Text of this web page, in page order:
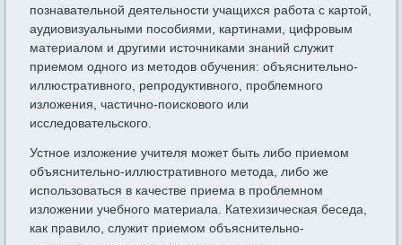
познавательной деятельности учащихся работа с картой,
аудиовизуальными пособиями, картинами, цифровым
материалом и другими источниками знаний служит
приемом одного из методов обучения: объяснительно-
иллюстративного, репродуктивного, проблемного
изложения, частично-поискового или
исследовательского.
Устное изложение учителя может быть либо приемом
объяснительно-иллюстративного метода, либо же
использоваться в качестве приема в проблемном
изложении учебного материала. Катехизическая беседа,
как правило, служит приемом объяснительно-